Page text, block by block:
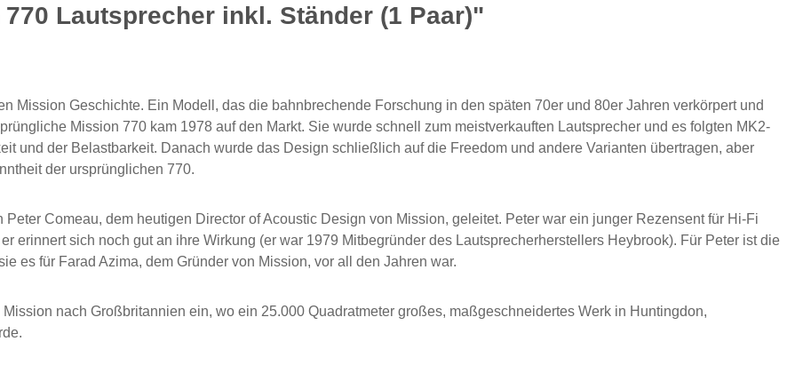
Lautsprecher inkl. Ständer (1 Paar)"
Mission Geschichte. Ein Modell, das die bahnbrechende Forschung in den späten 70er und 80er Jahren verkörpert und
Mission 770 kam 1978 auf den Markt. Sie wurde schnell zum meistverkauften Lautsprecher und es folgten MK2-
und der Belastbarkeit. Danach wurde das Design schließlich auf die Freedom und andere Varianten übertragen, aber
der ursprünglichen 770.
Comeau, dem heutigen Director of Acoustic Design von Mission, geleitet. Peter war ein junger Rezensent für Hi-Fi
erinnert sich noch gut an ihre Wirkung (er war 1979 Mitbegründer des Lautsprecherherstellers Heybrook). Für Peter ist die
es für Farad Azima, dem Gründer von Mission, vor all den Jahren war.
nach Großbritannien ein, wo ein 25.000 Quadratmeter großes, maßgeschneidertes Werk in Huntingdon,